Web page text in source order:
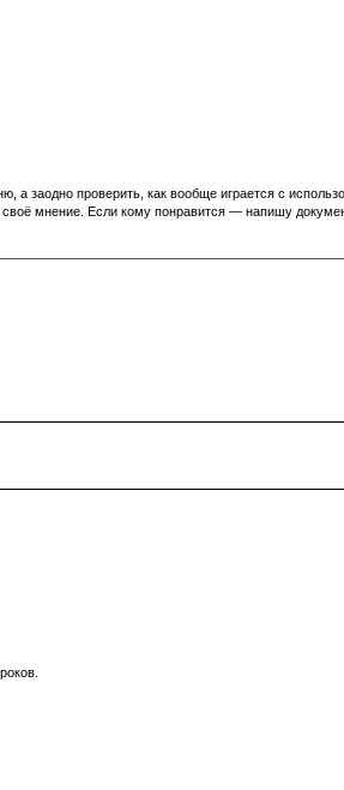
а заодно проверить, как вообще играется с
своё мнение. Если кому понравится — напишу